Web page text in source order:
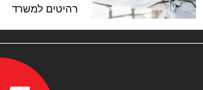
רהיטים למשרד